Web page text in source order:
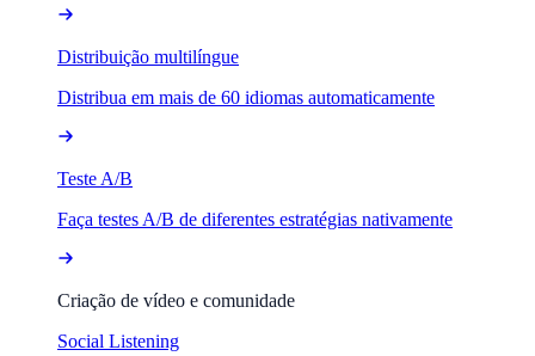
Distribuição multilíngue
Distribua em mais de 60 idiomas automaticamente
Teste A/B
Faça testes A/B de diferentes estratégias nativamente
Criação de vídeo e comunidade
Social Listening